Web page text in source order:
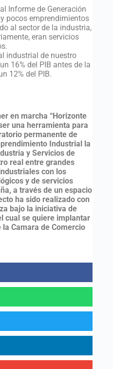
Informe de Generación
pocos emprendimientos
al sector de la industria,
eran servicios
industrial de nuestro
16% del PIB antes de la
12% del PIB.
en marcha “Horizonte
una herramienta para
permanente de
Industrial la
y Servicios de
real entre grandes
con los
y de servicios
a través de un espacio
ha sido realizado con
bajo la iniciativa de
cual se quiere implantar
Camara de Comercio